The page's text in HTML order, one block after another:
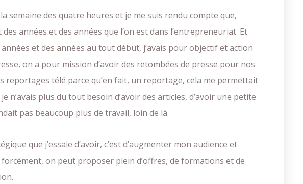
semaine des quatre heures et je me suis rendu compte que,
années et des années que l’on est dans l’entrepreneuriat. Et
et des années au tout début, j’avais pour objectif et action
on a pour mission d’avoir des retombées de presse pour nos
reportages télé parce qu’en fait, un reportage, cela me permettait
plus du tout besoin d’avoir des articles, d’avoir une petite
pas beaucoup plus de travail, loin de là.
que j’essaie d’avoir, c’est d’augmenter mon audience et
on peut proposer plein d’offres, de formations et de